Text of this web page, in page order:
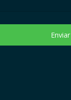
Enviar